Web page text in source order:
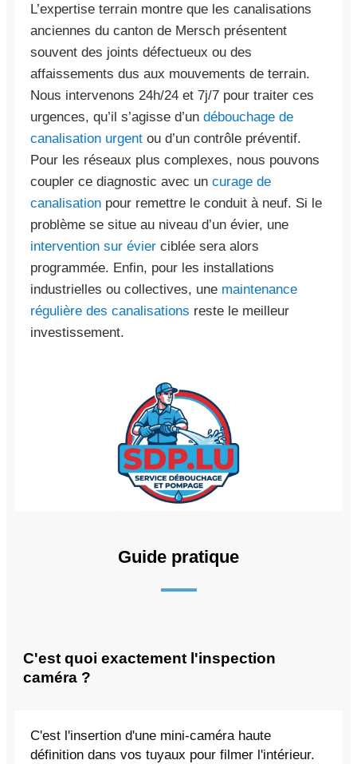
L’expertise terrain montre que les canalisations
anciennes du canton de Mersch présentent
souvent des joints défectueux ou des
affaissements dus aux mouvements de terrain.
Nous intervenons 24h/24 et 7j/7 pour traiter ces
urgences, qu’il s’agisse d’un débouchage de
canalisation urgent ou d’un contrôle préventif.
Pour les réseaux plus complexes, nous pouvons
coupler ce diagnostic avec un curage de
canalisation pour remettre le conduit à neuf. Si le
problème se situe au niveau d’un évier, une
intervention sur évier ciblée sera alors
programmée. Enfin, pour les installations
industrielles ou collectives, une maintenance
régulière des canalisations reste le meilleur
investissement.
Guide pratique
C'est quoi exactement l'inspection
caméra ?
C'est l'insertion d'une mini-caméra haute
définition dans vos tuyaux pour filmer l'intérieur.